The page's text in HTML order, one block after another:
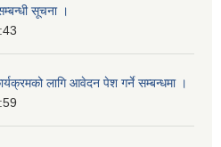
सूचना ।
लागि आवेदन पेश गर्ने सम्बन्धमा ।